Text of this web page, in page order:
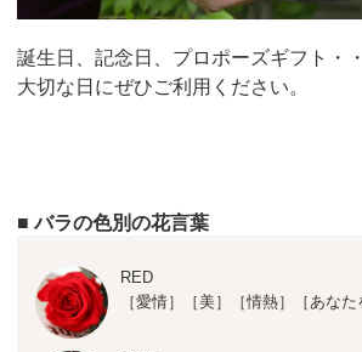
誕生日、記念日、プロポーズギフト・
大切な日にぜひご利用ください。
■ バラの色別の花言葉
RED
［愛情］［美］［情熱］［あなた